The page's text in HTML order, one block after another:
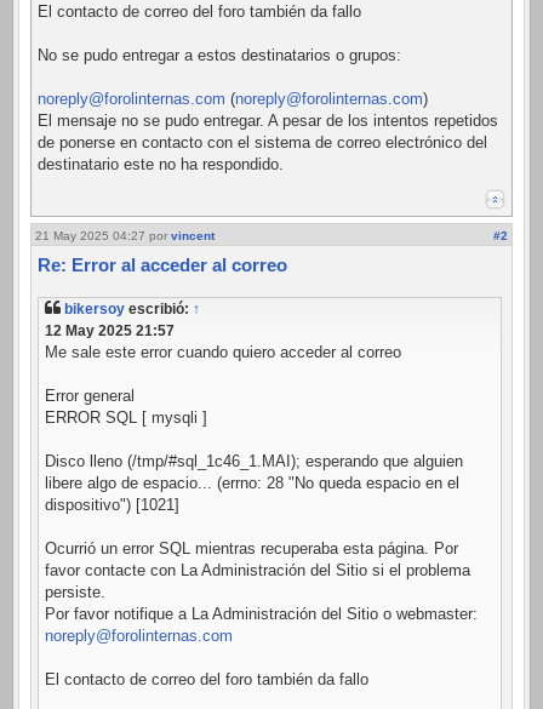
El contacto de correo del foro también da fallo
No se pudo entregar a estos destinatarios o grupos:
noreply@forolinternas.com (noreply@forolinternas.com)
El mensaje no se pudo entregar. A pesar de los intentos repetidos
de ponerse en contacto con el sistema de correo electrónico del
destinatario este no ha respondido.
21 May 2025 04:27 por vincent #2
Re: Error al acceder al correo
bikersoy escribió: ↑
12 May 2025 21:57
Me sale este error cuando quiero acceder al correo
Error general
ERROR SQL [ mysqli ]
Disco lleno (/tmp/#sql_1c46_1.MAI); esperando que alguien
libere algo de espacio... (errno: 28 "No queda espacio en el
dispositivo") [1021]
Ocurrió un error SQL mientras recuperaba esta página. Por
favor contacte con La Administración del Sitio si el problema
persiste.
Por favor notifique a La Administración del Sitio o webmaster:
noreply@forolinternas.com
El contacto de correo del foro también da fallo